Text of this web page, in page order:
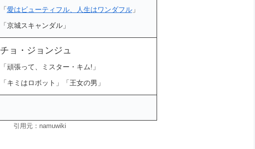
「愛はビューティフル、人生はワンダフル」
「京城スキャンダル」
チョ・ジョンジュ
「頑張って、ミスター・キム!」
「キミはロボット」「王女の男」
引用元：namuwiki